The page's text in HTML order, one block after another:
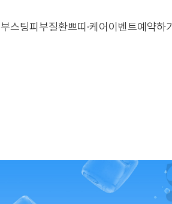
부스팅피부질환쁘띠·케어 이벤트예약하기